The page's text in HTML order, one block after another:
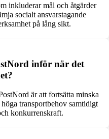
inkluderar mål och åtgärder
socialt ansvarstagande
på lång sikt.
inför när det
är att fortsätta minska
transportbehov samtidigt
konkurrenskraft.